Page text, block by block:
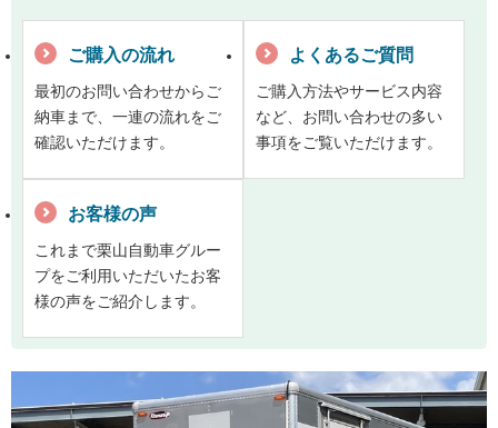
ご購入の流れ
最初のお問い合わせからご
納車まで、一連の流れをご
確認いただけます。
よくあるご質問
ご購入方法やサービス内容
など、お問い合わせの多い
事項をご覧いただけます。
お客様の声
これまで栗山自動車グルー
プをご利用いただいたお客
様の声をご紹介します。